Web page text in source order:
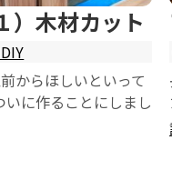
）木材カット
からほしいといって
に作ることにしまし
どがリビングに散